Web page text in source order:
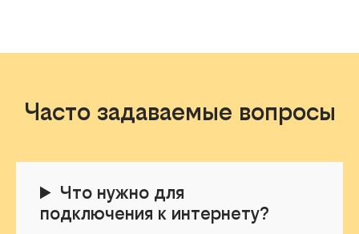
Часто задаваемые вопросы
Что нужно для
подключения к интернету?